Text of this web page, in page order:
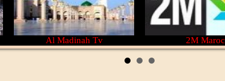
Al Madinah Tv 2M Maroc